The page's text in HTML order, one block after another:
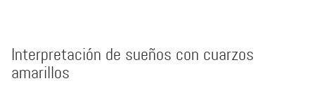
Interpretación de sueños con cuarzos
amarillos